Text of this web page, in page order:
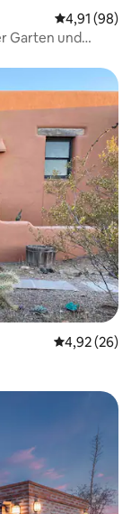
4,91 (98)
Garten und
4,92 (26)